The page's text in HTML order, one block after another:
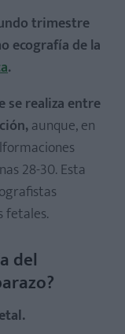
trimestre
ecografía de la
.
se realiza entre
aunque, en
28-30. Esta
fetales.
del